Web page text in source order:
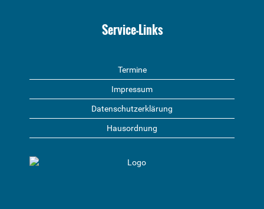
Service-Links
Termine
Impressum
Datenschutzerklärung
Hausordnung